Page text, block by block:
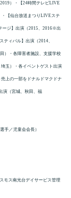
）・【24時間テレビLIVE
【仙台放送まつりLIVEステ
ージ】出演（2015、2016※出
ティバル】出演（2014、
）・各障害者施設、支援学校
玉）・各イベントゲスト出演
上の一部をドナルドマクドナ
演（宮城、秋田、福
手／児童会会長）
モス南光台デイサービス管理